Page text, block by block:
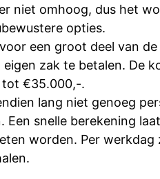
niet omhoog, dus het
opties.
een groot deel van
zak te betalen. De
tot €35.000,-.
lang niet genoeg
Een snelle berekening
worden. Per